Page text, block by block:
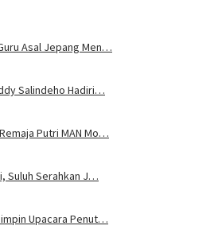
Asal Jepang Men…
Salindeho Hadiri…
Putri MAN Mo…
Suluh Serahkan J…
Upacara Penut…